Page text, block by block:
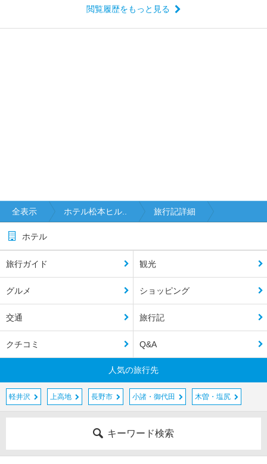
閲覧履歴をもっと見る
全表示 ホテル松本ヒル.. 旅行記詳細
ホテル
旅行ガイド 観光
グルメ ショッピング
交通 旅行記
クチコミ Q&A
人気の旅行先
軽井沢 上高地 長野市 小諸・御代田 木曽・塩尻
キーワード検索